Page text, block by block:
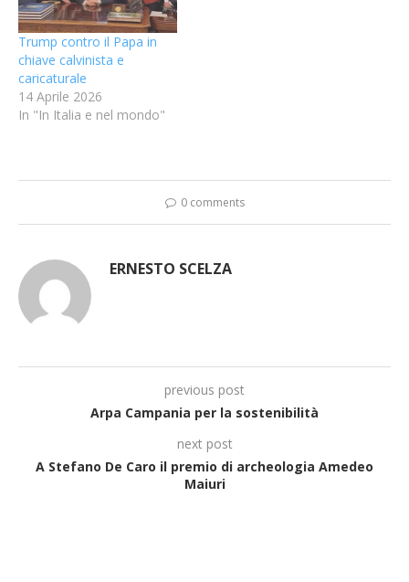
Trump contro il Papa in
chiave calvinista e
caricaturale
14 Aprile 2026
In "In Italia e nel mondo"
0 comments
ERNESTO SCELZA
previous post
Arpa Campania per la sostenibilità
next post
A Stefano De Caro il premio di archeologia Amedeo
Maiuri